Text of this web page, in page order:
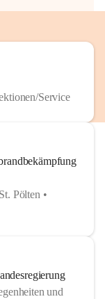
Service
Pölten •
und